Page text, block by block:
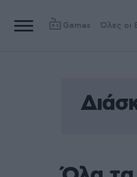
Games Όλες οι